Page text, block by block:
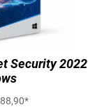
Security 2022
88,90*